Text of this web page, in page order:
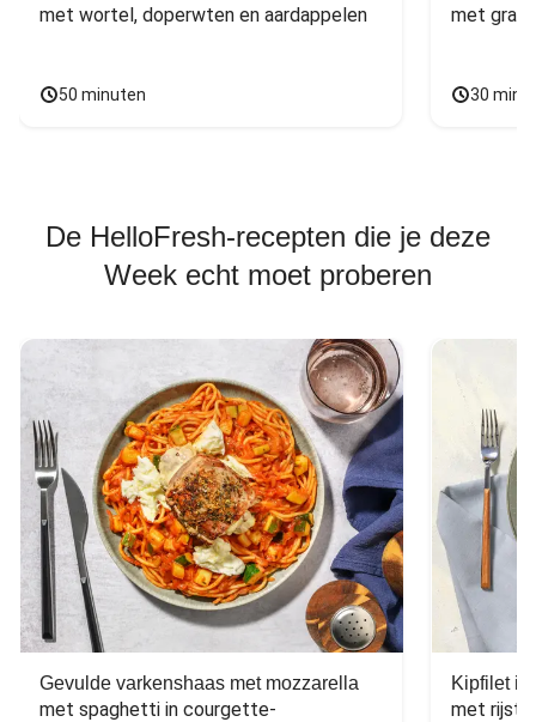
met wortel, doperwten en aardappelen
50 minuten
met
30
De HelloFresh-recepten die je deze
Week echt moet proberen
Gevulde varkenshaas met mozzarella
met spaghetti in courgette-
Kipfilet in
met rijst,